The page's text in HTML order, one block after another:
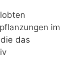
im
das